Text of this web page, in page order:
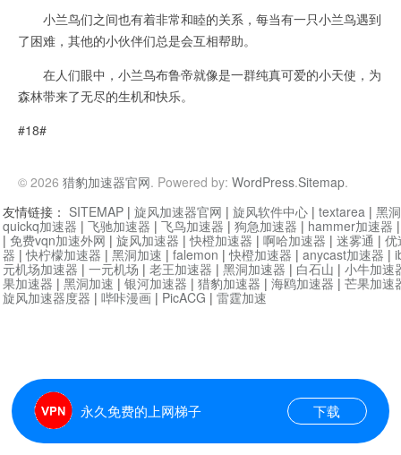
小兰鸟们之间也有着非常和睦的关系，每当有一只小兰鸟遇到
了困难，其他的小伙伴们总是会互相帮助。
在人们眼中，小兰鸟布鲁帝就像是一群纯真可爱的小天使，为
森林带来了无尽的生机和快乐。
#18#
© 2026 猎豹加速器官网. Powered by: WordPress.Sitemap.
永久免费的上网梯子 下载
友情链接： SITEMAP | 旋风加速器官网 | 旋风软件中心 | textarea | 黑
quickq加速器 | 飞驰加速器 | 飞鸟加速器 | 狗急加速器 | hammer加速器
| 免费vqn加速外网 | 旋风加速器 |快橙加速器 | 啊哈加速器 | 迷雾通 | 优
器 |快柠檬加速器 | 黑洞加速 | falemon |快橙加速器 | anycast加速器 |
元机场加速器 | 一元机场 | 老王加速器 | 黑洞加速器 | 白石山 | 小牛加速
果加速器 | 黑洞加速 | 银河加速器 | 猎豹加速器 | 海鸥加速器 | 芒果加速
旋风加速器度器 | 哔咔漫画 | PicACG | 雷霆加速